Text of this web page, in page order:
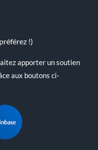
!)
apporter un soutien
aux boutons ci-